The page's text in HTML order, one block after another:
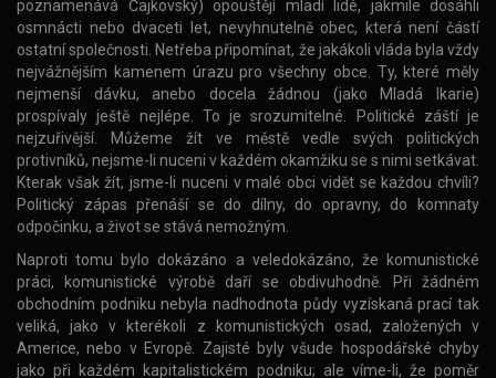
poznamenává Čajkovský) opouštějí mladí lidé, jakmile dosáhli
osmnácti nebo dvaceti let, nevyhnutelně obec, která není částí
ostatní společnosti. Netřeba připomínat, že jakákoli vláda byla vždy
nejvážnějším kamenem úrazu pro všechny obce. Ty, které měly
nejmenší dávku, anebo docela žádnou (jako Mladá Ikarie)
prospívaly ještě nejlépe. To je srozumitelné. Politické záští je
nejzuřivější. Můžeme žít ve městě vedle svých politických
protivníků, nejsme-li nuceni v každém okamžiku se s nimi setkávat.
Kterak však žít, jsme-li nuceni v malé obci vidět se každou chvíli?
Politický zápas přenáší se do dílny, do opravny, do komnaty
odpočinku, a život se stává nemožným.
Naproti tomu bylo dokázáno a veledokázáno, že komunistické
práci, komunistické výrobě daří se obdivuhodně. Při žádném
obchodním podniku nebyla nadhodnota půdy vyzískaná prací tak
veliká, jako v kterékoli z komunistických osad, založených v
Americe, nebo v Evropě. Zajisté byly všude hospodářské chyby
jako při každém kapitalistickém podniku; ale víme-li, že poměr